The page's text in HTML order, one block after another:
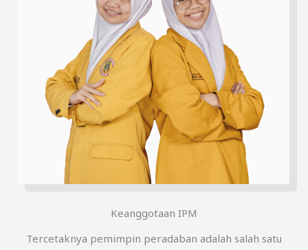
Keanggotaan IPM
Tercetaknya pemimpin peradaban adalah salah satu